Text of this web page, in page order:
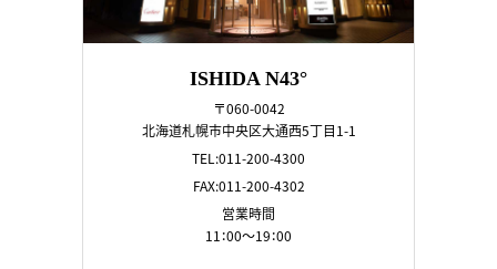
ISHIDA N43°
〒060-0042
北海道札幌市中央区大通西5丁目1-1
TEL:011-200-4300
FAX:011-200-4302
営業時間
11：00～19：00